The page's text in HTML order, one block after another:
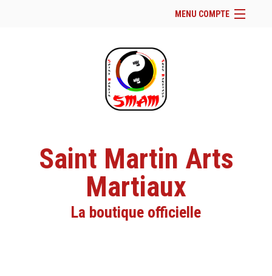
MENU COMPTE
Site Web du club
Facebook
Se connecter
Panier (vide)
Saint Martin Arts
Martiaux
La boutique officielle